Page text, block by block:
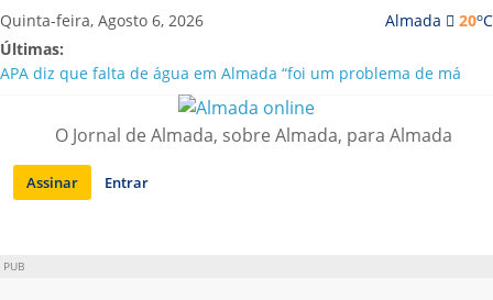
Saltar
para
conteúdo
Almada 20oC
Quinta-feira, Agosto 6, 2026
Últimas:
APA diz que falta de água em Almada “foi um problema de má
Laranjeiro | Cultura pop asiática invade a Casa Amarela
Ponte 25 de Abril celebra 60 anos com programa cultural entre
Lisboa e Almada
Situação de alerta em Almada renovada até final de Agosto
O Jornal de Almada, sobre Almada, para Almada
Assinar Entrar
PUB